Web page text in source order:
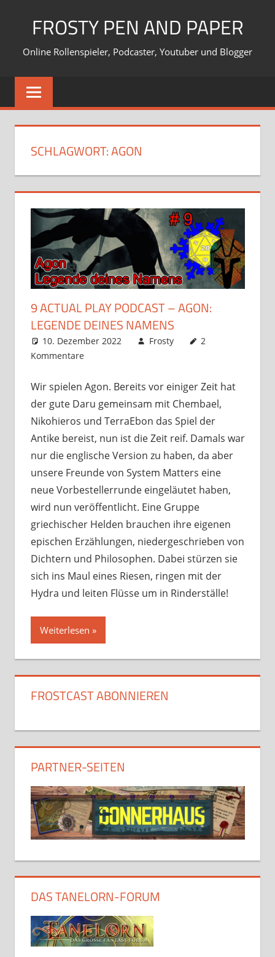
FROSTY PEN AND PAPER
Online Rollenspieler, Podcaster, Youtuber und Blogger
SCHLAGWORT:AGON
9 ACTUAL PLAY PODCAST – AGON:
LEGENDE DEINES NAMENS
10. Dezember 2022 Frosty
2
Kommentare
Wir spielen Agon. Bereits vor einiger Zeit hat
der gute Daru gemeinsam mit Chembael,
Nikohieros und TerraEbon das Spiel der
Antike bereist, nun ist die Zeit reif. Damals war
nur die englische Version zu haben, da aber
unsere Freunde von System Matters eine
neue Vorbestellerrunde eingeläutet haben,
wird nun veröffentlicht. Eine Gruppe
griechischer Helden brauchen ihre eigenen
epischen Erzählungen, niedergeschrieben von
Dichtern und Philosophen. Dabei stürzen sie
sich ins Maul eines Riesen, ringen mit der
Hydra und leiten Flüsse um in Rinderställe!
Weiterlesen
FROSTCAST ABONNIEREN
PARTNER-SEITEN
DAS TANELORN-FORUM